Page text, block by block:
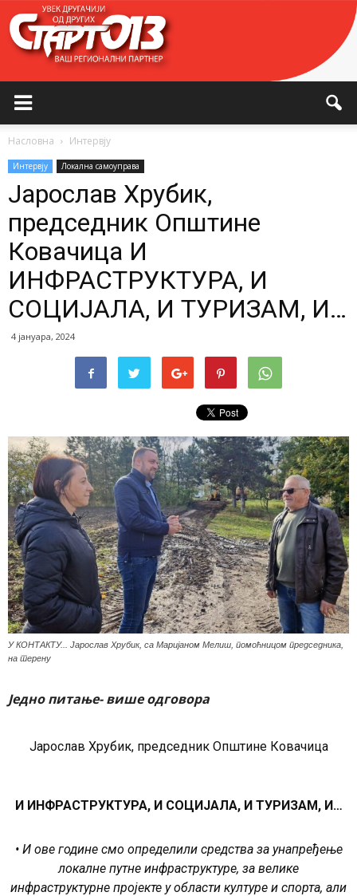
Насловна Интервју
Интервју Локална самоуправа
Јарослав Хрубик,
председник Општине
Ковачица И
ИНФРАСТРУКТУРА, И
СОЦИЈАЛА, И ТУРИЗАМ, И…
4 јануара, 2024
У КОНТАКТУ... Јарослав Хрубик, са Маријаном Мелиш, помоћницом председника,
на терену
Једно питање-више одговора
Јарослав Хрубик, председник Општине Ковачица
И ИНФРАСТРУКТУРА, И СОЦИЈАЛА, И ТУРИЗАМ, И…
• И ове године смо определили средства за унапређење
локалне путне инфраструктуре, за велике
инфраструктурне пројекте у области културе и спорта, али